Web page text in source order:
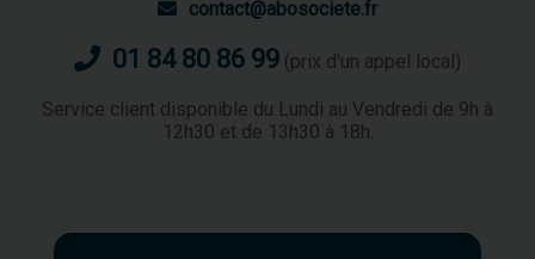
contact@abosociete.fr
01 84 80 86 99 (prix d'un appel local)
Service client disponible du Lundi au Vendredi de 9h à
12h30 et de 13h30 à 18h.